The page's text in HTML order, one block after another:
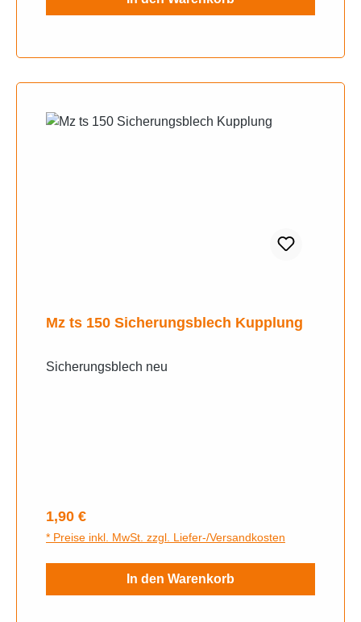
Mz ts 150 Sicherungsblech Kupplung
Sicherungsblech neu
Regulärer Preis:
1,90 €
* Preise inkl. MwSt. zzgl. Liefer-/Versandkosten
In den Warenkorb